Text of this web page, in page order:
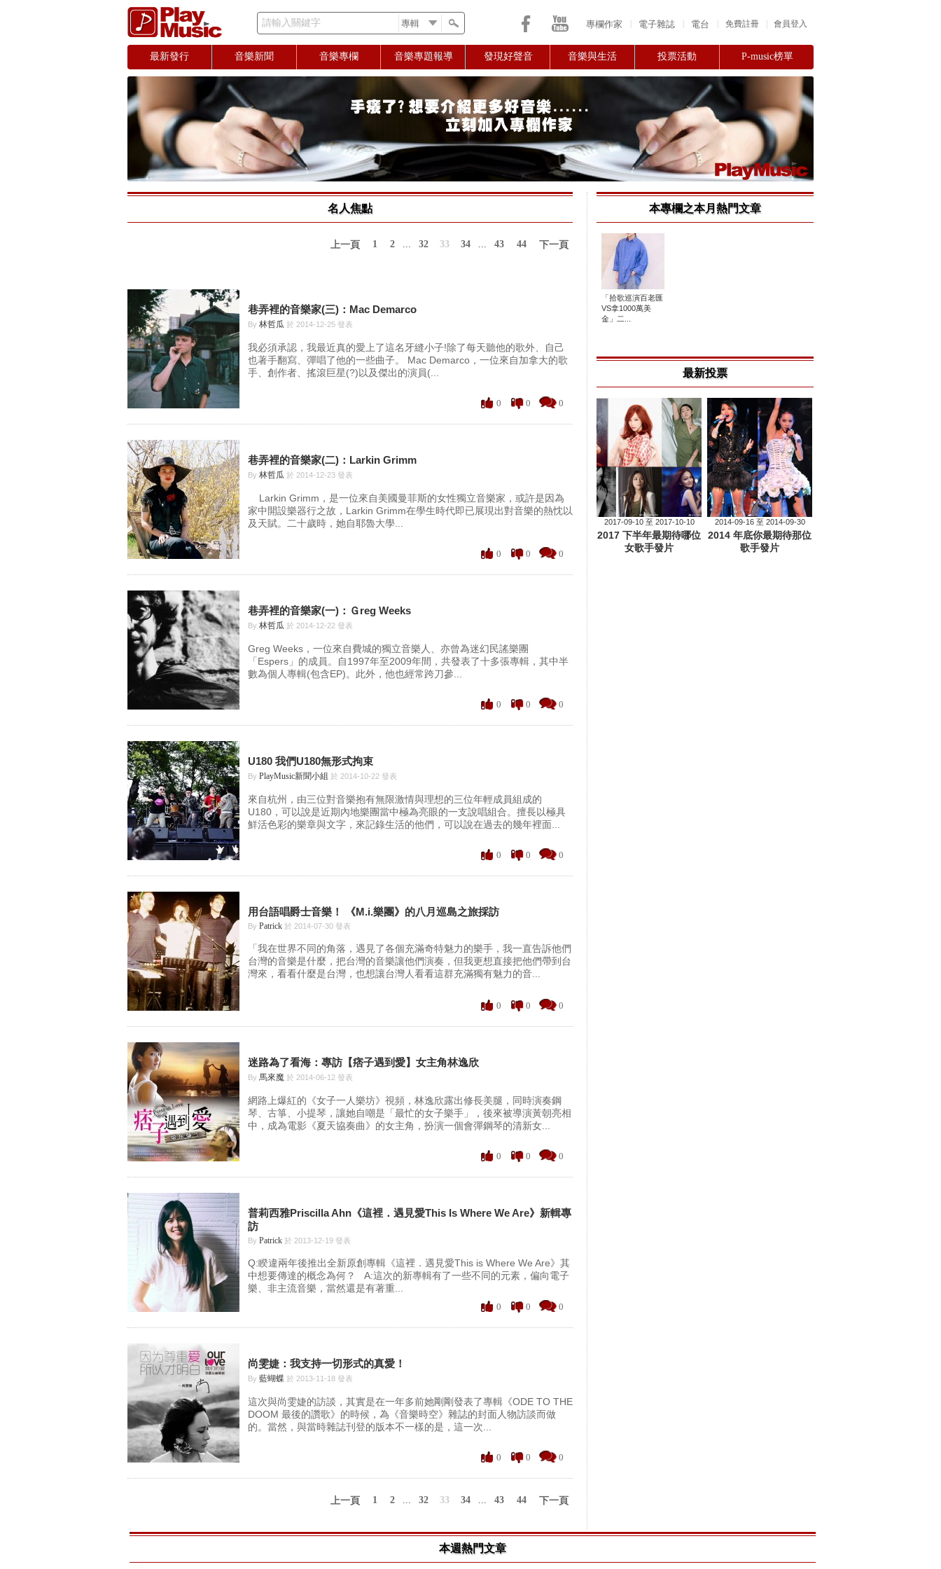
請輸入關鍵字 會員登入
免費註冊
專欄作家 電子雜誌 電台
最新發行 音樂新聞 音樂專欄 音樂專題報導 發現好聲音 音樂與生活 投票活動 P-music榜單
名人焦點
上一頁 1 2 ... 32 33 34 ... 43 44 下一頁
巷弄裡的音樂家(三)：Mac Demarco
By 林哲瓜 於 2014-12-25 發表
我必須承認，我最近真的愛上了這名牙縫小子!除了每天聽他的歌外、自己
也著手翻寫、彈唱了他的一些曲子。 Mac Demarco，一位來自加拿大的歌
手、創作者、搖滾巨星(?)以及傑出的演員(...
0 0 0
巷弄裡的音樂家(二)：Larkin Grimm
By 林哲瓜 於 2014-12-23 發表
Larkin Grimm，是一位來自美國曼菲斯的女性獨立音樂家，或許是因為
家中開設樂器行之故，Larkin Grimm在學生時代即已展現出對音樂的熱忱以
及天賦。二十歲時，她自耶魯大學...
0 0 0
巷弄裡的音樂家(一)：Ｇreg Weeks
By 林哲瓜 於 2014-12-22 發表
Greg Weeks，一位來自費城的獨立音樂人、亦曾為迷幻民謠樂團
「Espers」的成員。自1997年至2009年間，共發表了十多張專輯，其中半
數為個人專輯(包含EP)。此外，他也經常跨刀參...
0 0 0
U180 我們U180無形式拘束
By PlayMusic新聞小組 於 2014-10-22 發表
來自杭州，由三位對音樂抱有無限激情與理想的三位年輕成員組成的
U180，可以說是近期內地樂團當中極為亮眼的一支說唱組合。擅長以極具
鮮活色彩的樂章與文字，來記錄生活的他們，可以說在過去的幾年裡面...
0 0 0
用台語唱爵士音樂！ 《M.i.樂團》的八月巡島之旅採訪
By Patrick 於 2014-07-30 發表
「我在世界不同的角落，遇見了各個充滿奇特魅力的樂手，我一直告訴他們
台灣的音樂是什麼，把台灣的音樂讓他們演奏，但我更想直接把他們帶到台
灣來，看看什麼是台灣，也想讓台灣人看看這群充滿獨有魅力的音...
0 0 0
迷路為了看海：專訪【痞子遇到愛】女主角林逸欣
By 馬來魔 於 2014-06-12 發表
網路上爆紅的《女子一人樂坊》視頻，林逸欣露出修長美腿，同時演奏鋼
琴、古箏、小提琴，讓她自嘲是「最忙的女子樂手」，後來被導演黃朝亮相
中，成為電影《夏天協奏曲》的女主角，扮演一個會彈鋼琴的清新女...
0 0 0
普莉西雅Priscilla Ahn《這裡．遇見愛This Is Where We Are》新輯專
訪
By Patrick 於 2013-12-19 發表
Q:睽違兩年後推出全新原創專輯《這裡．遇見愛This is Where We Are》其
中想要傳達的概念為何？ A:這次的新專輯有了一些不同的元素，偏向電子
樂、非主流音樂，當然還是有著重...
0 0 0
尚雯婕：我支持一切形式的真愛！
By 藍蝴蝶 於 2013-11-18 發表
這次與尚雯婕的訪談，其實是在一年多前她剛剛發表了專輯《ODE TO THE
DOOM 最後的讚歌》的時候，為《音樂時空》雜誌的封面人物訪談而做
的。當然，與當時雜誌刊登的版本不一樣的是，這一次...
0 0 0
上一頁 1 2 ... 32 33 34 ... 43 44 下一頁
本專欄之本月熱門文章
「拾歌巡演百老匯
VS拿1000萬美
金」二...
最新投票
2017-09-10 至 2017-10-10
2017 下半年最期待哪位
女歌手發片
2014-09-16 至 2014-09-30
2014 年底你最期待那位
歌手發片
本週熱門文章